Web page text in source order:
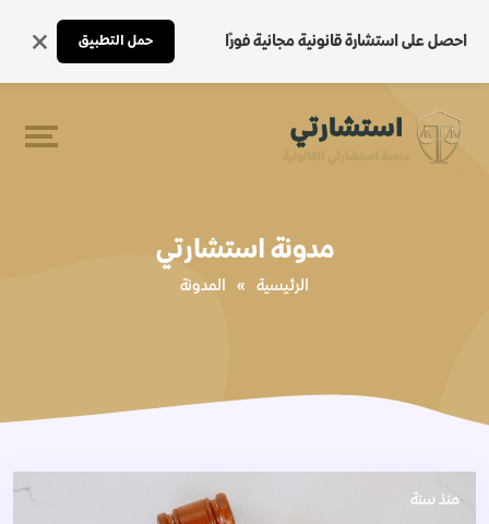
احصل على استشارة قانونية مجانية فورًا حمل التطبيق
مدونة استشارتي
الرئيسية » المدونة
منذ سنة